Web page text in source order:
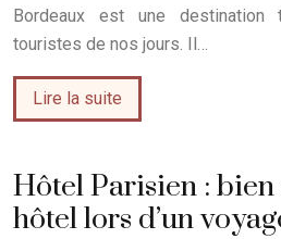
Bordeaux est une
touristes de nos jours. Il…
Lire la suite
Hôtel Parisien :
hôtel lors d’un